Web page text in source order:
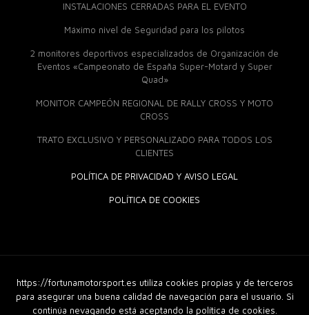
INSTALACIONES CERRADAS PARA EL EVENTO
Máximo nivel de Seguridad para los pilotos
2 monitores deportivos especializados de Organización de
Eventos «Campeonato de España Super-Motard y Super
Quad»
MONITOR CAMPEÓN REGIONAL DE RALLY CROSS Y MOTO
CROSS
TRATO EXCLUSIVO Y PERSONALIZADO PARA TODOS LOS
CLIENTES
POLÍTICA DE PRIVACIDAD Y AVISO LEGAL
POLÍTICA DE COOKIES
© 2018 Fortuna Moto Sport. Derechos Reservados |Diseño
Web|GuellCom_
https://fortunamotorsport.es utiliza cookies propias y de terceros
para asegurar una buena calidad de navegación para el usuario. Si
continúa nevagando está aceptando la política de cookies.